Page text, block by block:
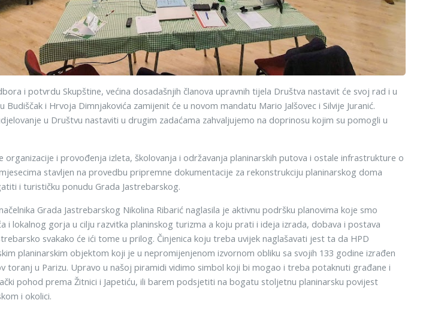
i potvrdu Skupštine, većina dosadašnjih članova upravnih tijela Društva nastavit će svoj rad i u
i Hrvoja Dimnjakovića zamijenit će u novom mandatu Mario Jalšovec i Silvije Juranić.
u Društvu nastaviti u drugim zadaćama zahvaljujemo na doprinosu kojim su pomogli u
organizacije i provođenja izleta, školovanja i održavanja planinarskih putova i ostale infrastrukture o
stavljen na provedbu pripremne dokumentacije za rekonstrukciju planinarskog doma
i turističku ponudu Grada Jastrebarskog.
Grada Jastrebarskog Nikolina Ribarić naglasila je aktivnu podršku planovima koje smo
i lokalnog gorja u cilju razvitka planinskog turizma a koju prati i ideja izrada, dobava i postava
svakako će ići tome u prilog. Činjenica koju treba uvijek naglašavati jest ta da HPD
planinarskim objektom koji je u nepromijenjenom izvornom obliku sa svojih 133 godine izrađen
toranj u Parizu. Upravo u našoj piramidi vidimo simbol koji bi mogao i treba potaknuti građane i
pohod prema Žitnici i Japetiću, ili barem podsjetiti na bogatu stoljetnu planinarsku povijest
i okolici.